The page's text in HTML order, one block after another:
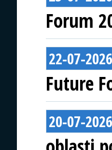
Forum
22-07-2026
Future
20-07-2026